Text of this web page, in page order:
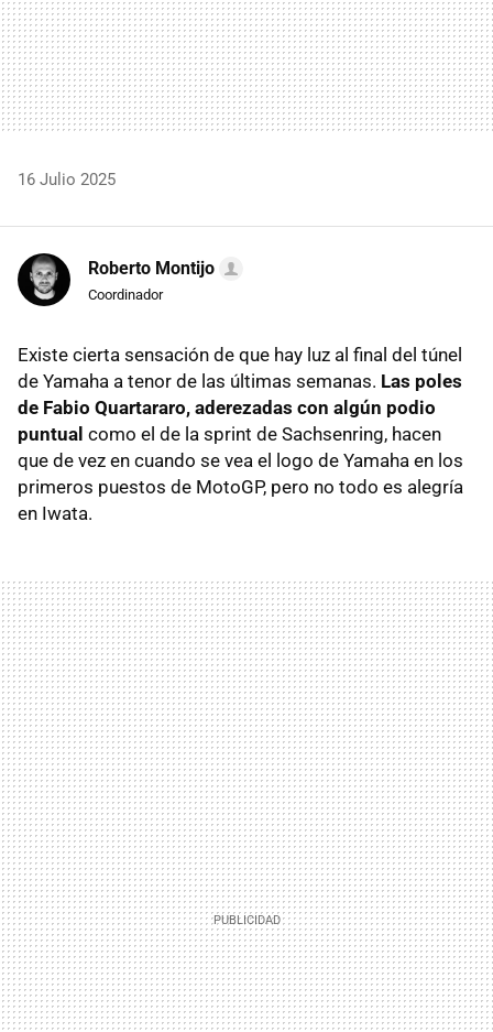
16 Julio 2025
Roberto Montijo
Coordinador
Existe cierta sensación de que hay luz al final del túnel
de Yamaha a tenor de las últimas semanas. Las poles
de Fabio Quartararo, aderezadas con algún podio
puntual como el de la sprint de Sachsenring, hacen
que de vez en cuando se vea el logo de Yamaha en los
primeros puestos de MotoGP, pero no todo es alegría
en Iwata.